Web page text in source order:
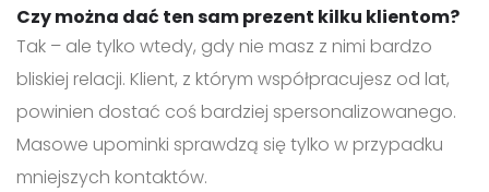
Czy można dać ten sam prezent kilku klientom?
Tak – ale tylko wtedy, gdy nie masz z nimi bardzo
bliskiej relacji. Klient, z którym współpracujesz od lat,
powinien dostać coś bardziej spersonalizowanego.
Masowe upominki sprawdzą się tylko w przypadku
mniejszych kontaktów.